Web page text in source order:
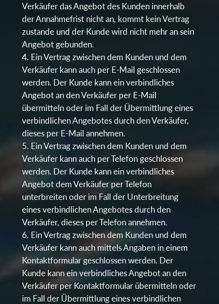
Verkäufer das Angebot des Kunden innerhalb
der Annahmefrist nicht an, kommt kein Vertrag
zustande und der Kunde wird nicht mehr an sein
Angebot gebunden.
Ein Vertrag zwischen dem Kunden und dem
Verkäufer kann auch per E-Mail geschlossen
werden. Der Kunde kann ein verbindliches
Angebot an den Verkäufer per E-Mail
übermitteln oder im Fall der Übermittlung eines
verbindlichen Angebotes durch den Verkäufer,
dieses per E-Mail annehmen.
Ein Vertrag zwischen dem Kunden und dem
Verkäufer kann auch per Telefon geschlossen
werden. Der Kunde kann ein verbindliches
Angebot dem Verkäufer per Telefon
unterbreiten oder im Fall der Unterbreitung
eines verbindlichen Angebotes durch den
Verkäufer, dieses per Telefon annehmen.
Ein Vertrag zwischen dem Kunden und dem
Verkäufer kann auch mittels Angaben in einem
Kontaktformular geschlossen werden. Der
Kunde kann ein verbindliches Angebot an den
Verkäufer per Kontaktformular übermitteln oder
im Fall der Übermittlung eines verbindlichen